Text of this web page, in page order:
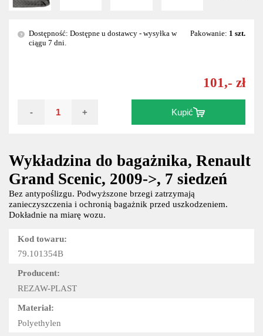
Wykładzina do bagażnika, Renault
Grand Scenic, 2009->, 7 siedzeń
Bez antypoślizgu. Podwyższone brzegi zatrzymają
zanieczyszczenia i ochronią bagażnik przed uszkodzeniem.
Dokładnie na miarę wozu.
Kod towaru:
79.101354B
Producent:
REZAW-PLAST
Materiał:
Polyethylen
?
Dostępność: Dostępne u dostawcy - wysyłka w
ciągu 7 dni.
Pakowanie: 1 szt.
101,- zł
- + Kupić